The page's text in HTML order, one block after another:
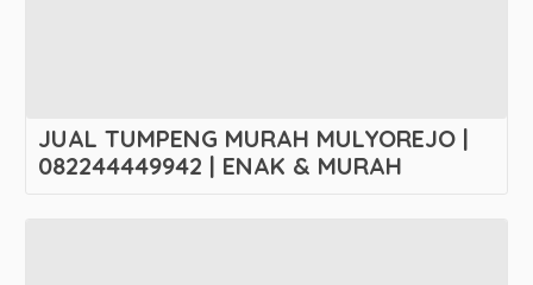
JUAL TUMPENG MURAH MULYOREJO |
082244449942 | ENAK & MURAH